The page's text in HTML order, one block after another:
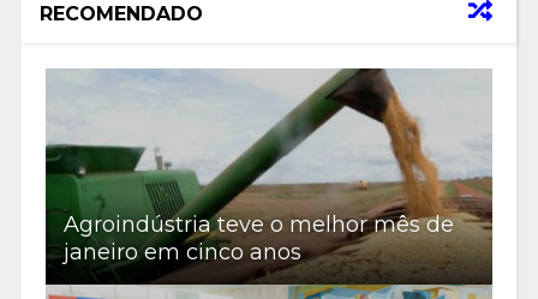
RECOMENDADO
Agroindústria teve o melhor mês de
janeiro em cinco anos